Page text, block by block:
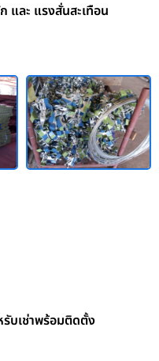
และ แรงสั่นสะเทือน
บเช่าพร้อมติดตั้ง